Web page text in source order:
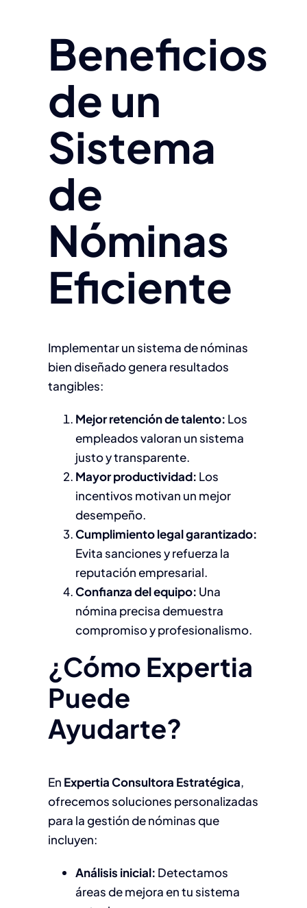
Beneficios
de un
Sistema
de
Nóminas
Eficiente
Implementar un sistema de nóminas
bien diseñado genera resultados
tangibles:
Mejor retención de talento: Los
empleados valoran un sistema
justo y transparente.
Mayor productividad: Los
incentivos motivan un mejor
desempeño.
Cumplimiento legal garantizado:
Evita sanciones y refuerza la
reputación empresarial.
Confianza del equipo: Una
nómina precisa demuestra
compromiso y profesionalismo.
¿Cómo Expertia
Puede
Ayudarte?
En Expertia Consultora Estratégica,
ofrecemos soluciones personalizadas
para la gestión de nóminas que
incluyen:
Análisis inicial: Detectamos
áreas de mejora en tu sistema